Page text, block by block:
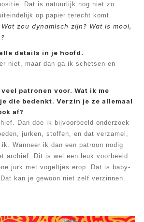
Dat is natuurlijk nog niet zo
op papier terecht komt.
Wat zou dynamisch zijn? Wat is mooi,
details in je hoofd.
niet, maar dan ga ik schetsen en
patronen voor. Wat ik me
die bedenkt. Verzin je ze allemaal
af?
Dan doe ik bijvoorbeeld onderzoek
jurken, stoffen, en dat verzamel,
Wanneer ik dan een patroon nodig
archief. Dit is wel een leuk voorbeeld:
jurk met vogeltjes erop. Dat is baby-
kan je gewoon niet zelf verzinnen.